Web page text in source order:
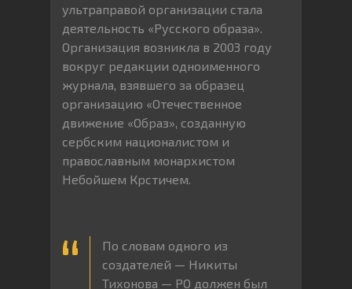
ультраправой организации стала
деятельность «Русского образа».
Организация возникла в 2003 году
вокруг редакции одноименного
журнала, взявшего за образец
организацию «Отечественное
движение «Образ», созданную
сербским националистом и
православным монархистом
Небойшем Крстичем.
По словам одного из
создателей — Никиты
Тихонова — РО должен был